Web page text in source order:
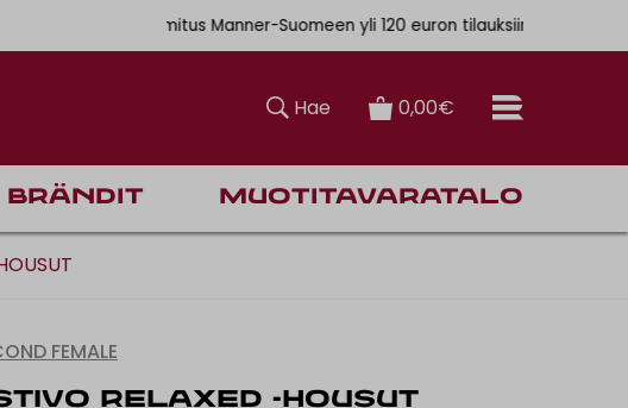
Ilmainen toimitus Manner-Suomeen yli 120 euron tilauksiin
Hae 0,00€
Brändit Muotitavaratalo
FEMALE
RELAXED -HOUSUT